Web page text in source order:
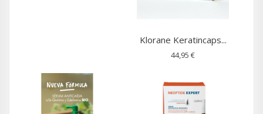
Klorane Keratincaps...
44,95 €